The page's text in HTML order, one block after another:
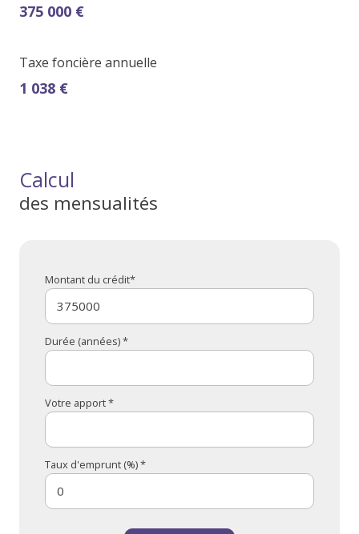
375 000 €
Taxe foncière annuelle
1 038 €
Calcul
des mensualités
Montant du crédit*
Durée (années) *
Votre apport *
Taux d'emprunt (%) *